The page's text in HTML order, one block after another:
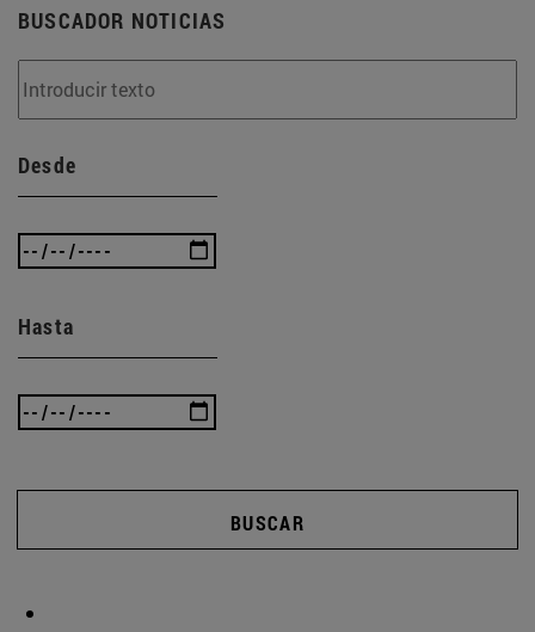
BUSCADOR NOTICIAS
Desde
Hasta
BUSCAR